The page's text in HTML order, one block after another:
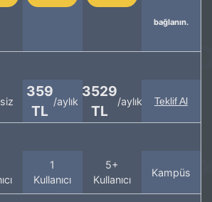
bağlanın.
359
TL
/aylık
3529
TL
/aylık Teklif Al
1
Kullanıcı
5+
Kullanıcı
Kampüs